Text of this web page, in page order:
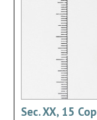
Sec. XX, 15